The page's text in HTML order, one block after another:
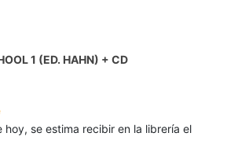
1 (ED. HAHN) + CD
hoy, se estima recibir en la librería el